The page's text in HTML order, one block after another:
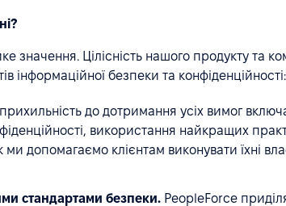
значення. Цілісність нашого продукту та
інформаційної безпеки та конфіденційності:
до дотримання усіх вимог
використання найкращих
ми допомагаємо клієнтам виконувати їхні
стандартами безпеки. PeopleForce